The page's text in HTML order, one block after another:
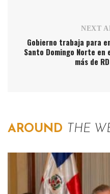
NEXT
Gobierno trabaja para
Santo Domingo Norte
más de
AROUND THE